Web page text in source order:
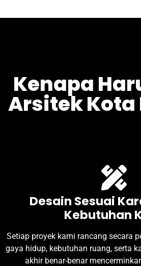
Kenapa
Arsitek Kota
Desain Sesuai
Kebutuhan
Setiap proyek kami rancang secara
gaya hidup, kebutuhan ruang, serta
akhir benar-benar